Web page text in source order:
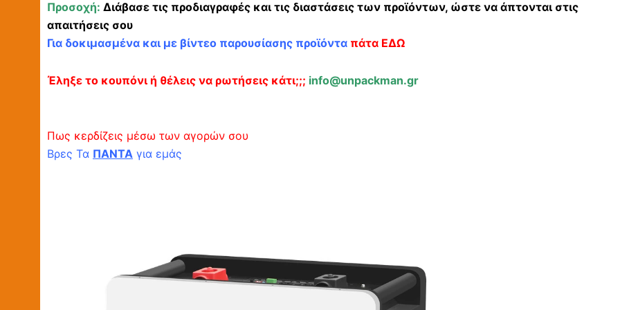
Προσοχή: Διάβασε τις προδιαγραφές και τις διαστάσεις των προϊόντων, ώστε να άπτονται στις
απαιτήσεις σου
Για δοκιμασμένα και με βίντεο παρουσίασης προϊόντα πάτα ΕΔΩ
Έληξε το κουπόνι ή θέλεις να ρωτήσεις κάτι;;; info@unpackman.gr
Πως κερδίζεις μέσω των αγορών σου
Βρες Τα ΠΑΝΤΑ για εμάς